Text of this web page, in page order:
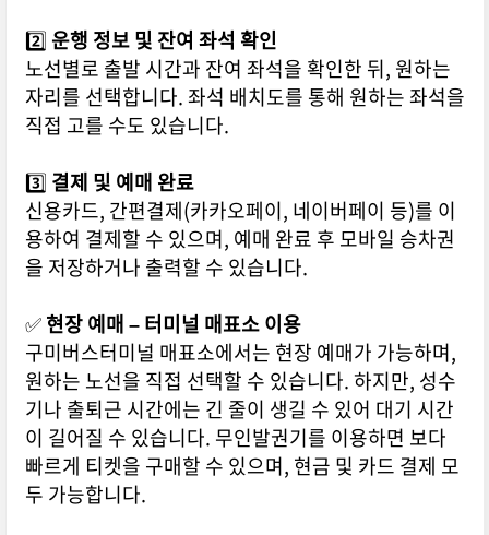
2️⃣ 운행 정보 및 잔여 좌석 확인
노선별로 출발 시간과 잔여 좌석을 확인한 뒤, 원하는
자리를 선택합니다. 좌석 배치도를 통해 원하는 좌석을
직접 고를 수도 있습니다.
3️⃣ 결제 및 예매 완료
신용카드, 간편결제(카카오페이, 네이버페이 등)를 이
용하여 결제할 수 있으며, 예매 완료 후 모바일 승차권
을 저장하거나 출력할 수 있습니다.
✅현장 예매 – 터미널 매표소 이용
구미버스터미널 매표소에서는 현장 예매가 가능하며,
원하는 노선을 직접 선택할 수 있습니다. 하지만, 성수
기나 출퇴근 시간에는 긴 줄이 생길 수 있어 대기 시간
이 길어질 수 있습니다. 무인발권기를 이용하면 보다
빠르게 티켓을 구매할 수 있으며, 현금 및 카드 결제 모
두 가능합니다.